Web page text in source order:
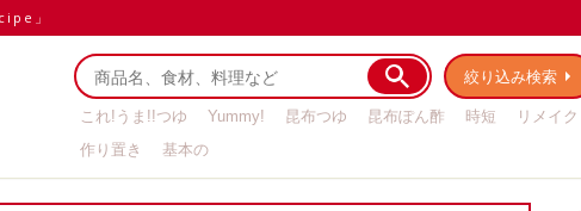
」
絞り込み検索
これ!うま!!つゆ Yummy! 昆布つゆ 昆布ぽん酢 時短
リメイク
作り置き
基本の